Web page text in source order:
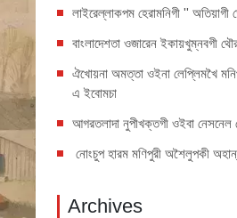
লাইরেল্লাকপম হেরামনিগী '' অতিয়াগী
বাংলাদেশতা ওজারেন ইকায়খুম্নবগী
ঐখোয়না অমত্তা ওইনা লেপ্লিমখৈ
এ ইবোমচা
আগরতলাদা নুপীখক্তগী ওইবা নেসনেল
নোংচুপ হারম মণিপুরী অশৈলুপকী
Archives